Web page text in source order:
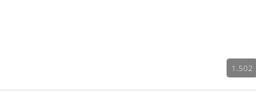
1.502